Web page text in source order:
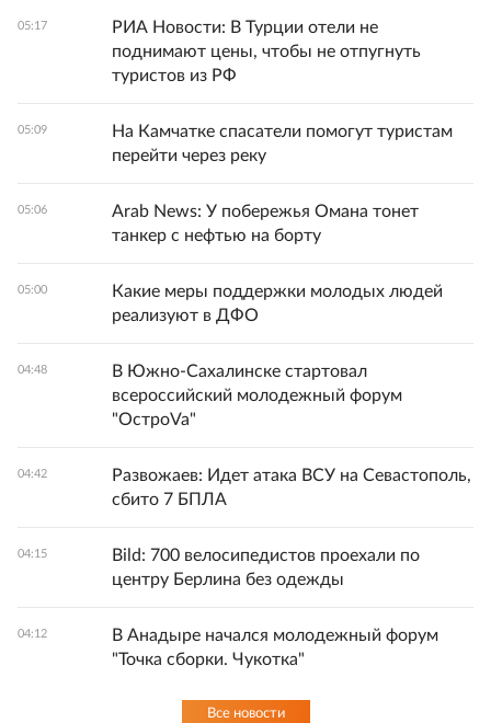
05:17
РИА Новости: В Турции отели не
поднимают цены, чтобы не отпугнуть
туристов из РФ
05:09
На Камчатке спасатели помогут туристам
перейти через реку
05:06
Arab News: У побережья Омана тонет
танкер с нефтью на борту
05:00
Какие меры поддержки молодых людей
реализуют в ДФО
04:48
В Южно-Сахалинске стартовал
всероссийский молодежный форум
"ОстроVa"
04:42
Развожаев: Идет атака ВСУ на Севастополь,
сбито 7 БПЛА
04:15
Bild: 700 велосипедистов проехали по
центру Берлина без одежды
04:12
В Анадыре начался молодежный форум
"Точка сборки. Чукотка"
Все новости